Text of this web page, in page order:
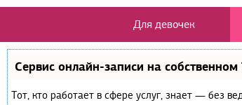
Для девочек
Сервис онлайн-записи на
Тот, кто работает в сфере услуг, знает — без